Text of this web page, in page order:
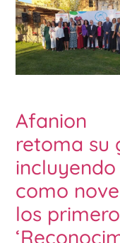
Afanion
retoma su
incluyendo
como
los